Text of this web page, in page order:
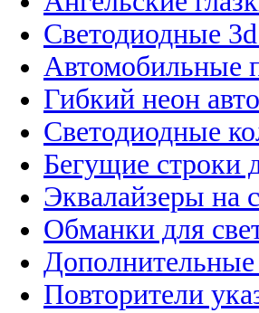
Светодиодные
Автомобильные
Гибкий неон
Светодиодные
Бегущие строки
Эквалайзеры на
Обманки для
Повторители